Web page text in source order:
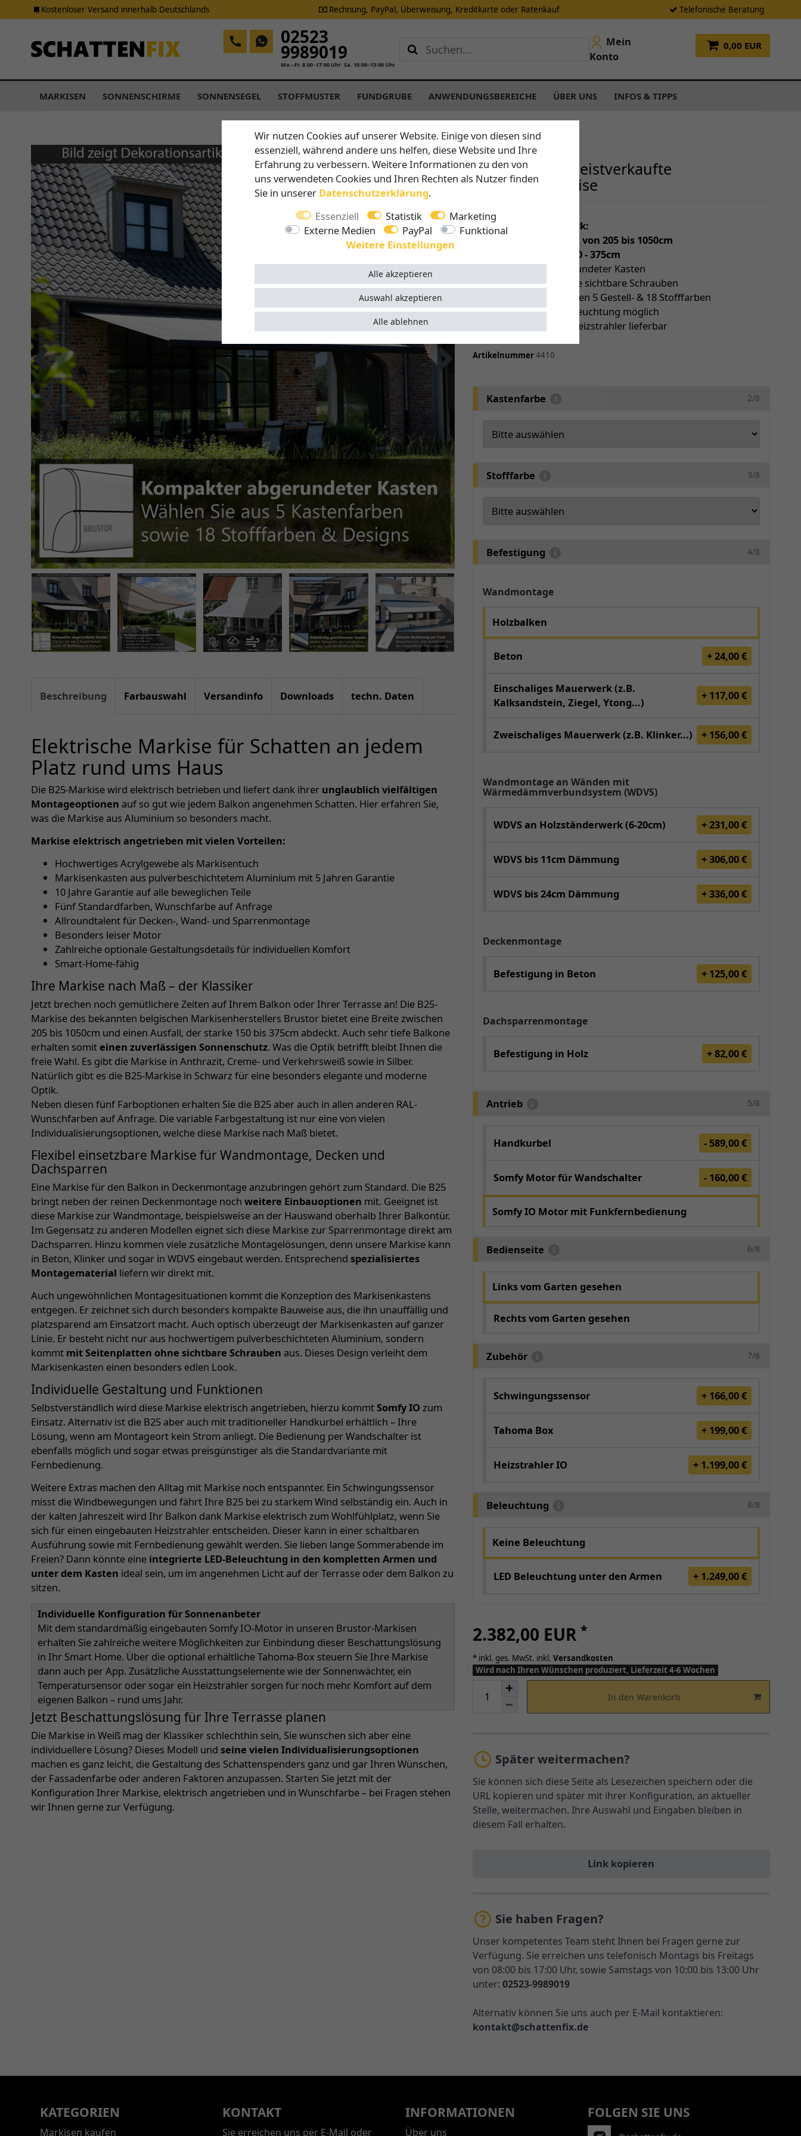
Kostenloser Versand innerhalb Deutschlands Rechnung, PayPal, Überweisung, Kreditkarte oder Ratenkauf Telefonische Beratung
0,00 EUR
02523
9989019
Mo.–Fr. 8:00 -17:00 Uhr Sa. 10:00–13:00 Uhr
Mein
Konto
MARKISEN SONNENSCHIRME SONNENSEGEL STOFFMUSTER FUNDGRUBE ANWENDUNGSBEREICHE ÜBER UNS INFOS & TIPPS
Beschreibung Farbauswahl Versandinfo Downloads techn. Daten
Elektrische Markise für Schatten an jedem
Platz rund ums Haus
Die B25-Markise wird elektrisch betrieben und liefert dank ihrer unglaublich vielfältigen
Montageoptionen auf so gut wie jedem Balkon angenehmen Schatten. Hier erfahren Sie,
was die Markise aus Aluminium so besonders macht.
Markise elektrisch angetrieben mit vielen Vorteilen:
Hochwertiges Acrylgewebe als Markisentuch
Markisenkasten aus pulverbeschichtetem Aluminium mit 5 Jahren Garantie
10 Jahre Garantie auf alle beweglichen Teile
Fünf Standardfarben, Wunschfarbe auf Anfrage
Allroundtalent für Decken-, Wand- und Sparrenmontage
Besonders leiser Motor
Zahlreiche optionale Gestaltungsdetails für individuellen Komfort
Smart-Home-fähig
Ihre Markise nach Maß – der Klassiker
Jetzt brechen noch gemütlichere Zeiten auf Ihrem Balkon oder Ihrer Terrasse an! Die B25-
Markise des bekannten belgischen Markisenherstellers Brustor bietet eine Breite zwischen
205 bis 1050cm und einen Ausfall, der starke 150 bis 375cm abdeckt. Auch sehr tiefe Balkone
erhalten somit einen zuverlässigen Sonnenschutz. Was die Optik betrifft bleibt Ihnen die
freie Wahl. Es gibt die Markise in Anthrazit, Creme- und Verkehrsweiß sowie in Silber.
Natürlich gibt es die B25-Markise in Schwarz für eine besonders elegante und moderne
Optik.
Neben diesen fünf Farboptionen erhalten Sie die B25 aber auch in allen anderen RAL-
Wunschfarben auf Anfrage. Die variable Farbgestaltung ist nur eine von vielen
Individualisierungsoptionen, welche diese Markise nach Maß bietet.
Flexibel einsetzbare Markise für Wandmontage, Decken und
Dachsparren
Eine Markise für den Balkon in Deckenmontage anzubringen gehört zum Standard. Die B25
bringt neben der reinen Deckenmontage noch weitere Einbauoptionen mit. Geeignet ist
diese Markise zur Wandmontage, beispielsweise an der Hauswand oberhalb Ihrer Balkontür.
Im Gegensatz zu anderen Modellen eignet sich diese Markise zur Sparrenmontage direkt am
Dachsparren. Hinzu kommen viele zusätzliche Montagelösungen, denn unsere Markise kann
in Beton, Klinker und sogar in WDVS eingebaut werden. Entsprechend spezialisiertes
Montagematerial liefern wir direkt mit.
Auch ungewöhnlichen Montagesituationen kommt die Konzeption des Markisenkastens
entgegen. Er zeichnet sich durch besonders kompakte Bauweise aus, die ihn unauffällig und
platzsparend am Einsatzort macht. Auch optisch überzeugt der Markisenkasten auf ganzer
Linie. Er besteht nicht nur aus hochwertigem pulverbeschichteten Aluminium, sondern
kommt mit Seitenplatten ohne sichtbare Schrauben aus. Dieses Design verleiht dem
Markisenkasten einen besonders edlen Look.
Individuelle Gestaltung und Funktionen
Selbstverständlich wird diese Markise elektrisch angetrieben, hierzu kommtSomfy IO zum
Einsatz. Alternativ ist die B25 aber auch mit traditioneller Handkurbel erhältlich – Ihre
Lösung, wenn am Montageort kein Strom anliegt. Die Bedienung per Wandschalter ist
ebenfalls möglich und sogar etwas preisgünstiger als die Standardvariante mit
Fernbedienung.
Weitere Extras machen den Alltag mit Markise noch entspannter. Ein Schwingungssensor
misst die Windbewegungen und fährt Ihre B25 bei zu starkem Wind selbständig ein. Auch in
der kalten Jahreszeit wird Ihr Balkon dank Markise elektrisch zum Wohlfühlplatz, wenn Sie
sich für einen eingebauten Heizstrahler entscheiden. Dieser kann in einer schaltbaren
Ausführung sowie mit Fernbedienung gewählt werden. Sie lieben lange Sommerabende im
Freien? Dann könnte eine integrierte LED-Beleuchtung in den kompletten Armen und
unter dem Kasten ideal sein, um im angenehmen Licht auf der Terrasse oder dem Balkon zu
sitzen.
Individuelle Konfiguration für Sonnenanbeter
Mit dem standardmäßig eingebauten Somfy IO-Motor in unseren Brustor-Markisen
erhalten Sie zahlreiche weitere Möglichkeiten zur Einbindung dieser Beschattungslösung
in Ihr Smart Home. Über die optional erhältliche Tahoma-Box steuern Sie Ihre Markise
dann auch per App. Zusätzliche Ausstattungselemente wie der Sonnenwächter, ein
Temperatursensor oder sogar ein Heizstrahler sorgen für noch mehr Komfort auf dem
eigenen Balkon – rund ums Jahr.
Jetzt Beschattungslösung für Ihre Terrasse planen
Die Markise in Weiß mag der Klassiker schlechthin sein, Sie wünschen sich aber eine
individuellere Lösung? Dieses Modell und seine vielen Individualisierungsoptionen
machen es ganz leicht, die Gestaltung des Schattenspenders ganz und gar Ihren Wünschen,
der Fassadenfarbe oder anderen Faktoren anzupassen. Starten Sie jetzt mit der
Konfiguration Ihrer Markise, elektrisch angetrieben und in Wunschfarbe – bei Fragen stehen
wir Ihnen gerne zur Verfügung.
Brustor
B25 - Unsere meistverkaufte
Kassettenmarkise
Vorteile auf einen Blick:
Breite individuell von 205 bis 1050cm
Ausfall (Tiefe) 150 - 375cm
kompakter abgerundeter Kasten
Seitenplatten ohne sichtbare Schrauben
Wählen Sie zwischen 5 Gestell- & 18 Stofffarben
optionale LED-Beleuchtung möglich
Auf Wunsch mit Heizstrahler lieferbar
Artikelnummer4410
Kastenfarbe 2/8
Stofffarbe 3/8
Befestigung 4/8
Wandmontage
Holzbalken
Beton + 24,00 €
Einschaliges Mauerwerk (z.B.
Kalksandstein, Ziegel, Ytong...)
+ 117,00 €
Zweischaliges Mauerwerk (z.B. Klinker...) + 156,00 €
Wandmontage an Wänden mit
Wärmedämmverbundsystem (WDVS)
WDVS an Holzständerwerk (6-20cm) + 231,00 €
WDVS bis 11cm Dämmung + 306,00 €
WDVS bis 24cm Dämmung + 336,00 €
Deckenmontage
Befestigung in Beton + 125,00 €
Dachsparrenmontage
Befestigung in Holz + 82,00 €
Antrieb 5/8
Handkurbel - 589,00 €
Somfy Motor für Wandschalter - 160,00 €
Somfy IO Motor mit Funkfernbedienung
Bedienseite 6/8
Links vom Garten gesehen
Rechts vom Garten gesehen
Zubehör 7/8
Schwingungssensor + 166,00 €
Tahoma Box + 199,00 €
Heizstrahler IO + 1.199,00 €
Beleuchtung 8/8
Keine Beleuchtung
LED Beleuchtung unter den Armen + 1.249,00 €
2.382,00 EUR *
* inkl. ges. MwSt. inkl. Versandkosten
Wird nach Ihren Wünschen produziert, Lieferzeit 4-6 Wochen
In den Warenkorb
Später weitermachen?
Sie können sich diese Seite als Lesezeichen speichern oder die
URL kopieren und später mit ihrer Konfiguration, an aktueller
Stelle, weitermachen. Ihre Auswahl und Eingaben bleiben in
diesem Fall erhalten.
Link kopieren
Sie haben Fragen?
Unser kompetentes Team steht Ihnen bei Fragen gerne zur
Verfügung. Sie erreichen uns telefonisch Montags bis Freitags
von 08:00 bis 17:00 Uhr, sowie Samstags von 10:00 bis 13:00 Uhr
unter: 02523-9989019
Alternativ können Sie uns auch per E-Mail kontaktieren:
kontakt@schattenfix.de
KATEGORIEN
Markisen kaufen
KONTAKT
Sie erreichen uns per E-Mail oder
INFORMATIONEN
Über uns
FOLGEN SIE UNS
Wir nutzen Cookies auf unserer Website. Einige von diesen sind
essenziell, während andere uns helfen, diese Website und Ihre
Erfahrung zu verbessern. Weitere Informationen zu den von
uns verwendeten Cookies und Ihren Rechten als Nutzer finden
Sie in unserer Daten­schutz­erklärung.
Essenziell
Statistik
Marketing
Externe Medien
PayPal
Funktional
Weitere Einstellungen
Alle akzeptieren
Alle ablehnen
Auswahl akzeptieren